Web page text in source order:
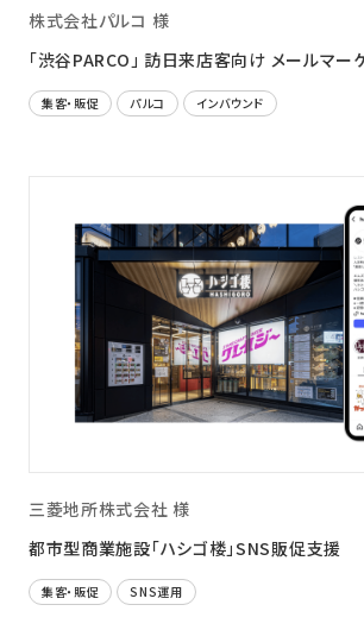
株式会社パルコ 様
「渋谷PARCO」 訪日来店客向け メールマー
集客・販促 パルコ インバウンド
三菱地所株式会社 様
都市型商業施設「ハシゴ楼」SNS販促支援
集客・販促 SNS運用